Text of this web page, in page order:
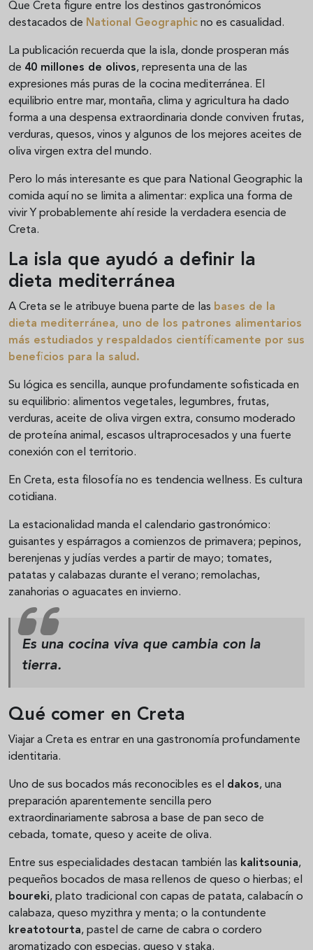
Que Creta figure entre los destinos gastronómicos
destacados de National Geographic no es casualidad.
La publicación recuerda que la isla, donde prosperan más
de 40 millones de olivos, representa una de las
expresiones más puras de la cocina mediterránea. El
equilibrio entre mar, montaña, clima y agricultura ha dado
forma a una despensa extraordinaria donde conviven frutas,
verduras, quesos, vinos y algunos de los mejores aceites de
oliva virgen extra del mundo.
Pero lo más interesante es que para National Geographic la
comida aquí no se limita a alimentar: explica una forma de
vivir Y probablemente ahí reside la verdadera esencia de
Creta.
La isla que ayudó a definir la
dieta mediterránea
A Creta se le atribuye buena parte de las bases de la
dieta mediterránea, uno de los patrones alimentarios
más estudiados y respaldados científicamente por sus
beneficios para la salud.
Su lógica es sencilla, aunque profundamente sofisticada en
su equilibrio: alimentos vegetales, legumbres, frutas,
verduras, aceite de oliva virgen extra, consumo moderado
de proteína animal, escasos ultraprocesados y una fuerte
conexión con el territorio.
En Creta, esta filosofía no es tendencia wellness. Es cultura
cotidiana.
La estacionalidad manda el calendario gastronómico:
guisantes y espárragos a comienzos de primavera; pepinos,
berenjenas y judías verdes a partir de mayo; tomates,
patatas y calabazas durante el verano; remolachas,
zanahorias o aguacates en invierno.
Es una cocina viva que cambia con la
tierra.
Qué comer en Creta
Viajar a Creta es entrar en una gastronomía profundamente
identitaria.
Uno de sus bocados más reconocibles es el dakos, una
preparación aparentemente sencilla pero
extraordinariamente sabrosa a base de pan seco de
cebada, tomate, queso y aceite de oliva.
Entre sus especialidades destacan también las kalitsounia,
pequeños bocados de masa rellenos de queso o hierbas; el
boureki, plato tradicional con capas de patata, calabacín o
calabaza, queso myzithra y menta; o la contundente
kreatotourta, pastel de carne de cabra o cordero
aromatizado con especias, queso y staka.